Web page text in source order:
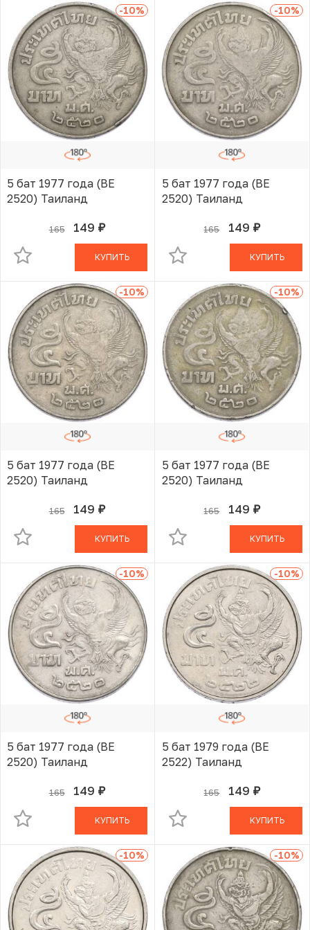
-10%
5 бат 1977 года (BE
2520) Таиланд
165 149 руб.
В КОРЗИНЕ
КУПИТЬ
-10%
5 бат 1977 года (BE
2520) Таиланд
165 149 руб.
В КОРЗИНЕ
КУПИТЬ
-10%
5 бат 1977 года (BE
2520) Таиланд
165 149 руб.
В КОРЗИНЕ
КУПИТЬ
-10%
5 бат 1977 года (BE
2520) Таиланд
165 149 руб.
В КОРЗИНЕ
КУПИТЬ
-10%
5 бат 1977 года (BE
2520) Таиланд
165 149 руб.
В КОРЗИНЕ
КУПИТЬ
-10%
5 бат 1979 года (BE
2522) Таиланд
165 149 руб.
В КОРЗИНЕ
КУПИТЬ
-10% -10%